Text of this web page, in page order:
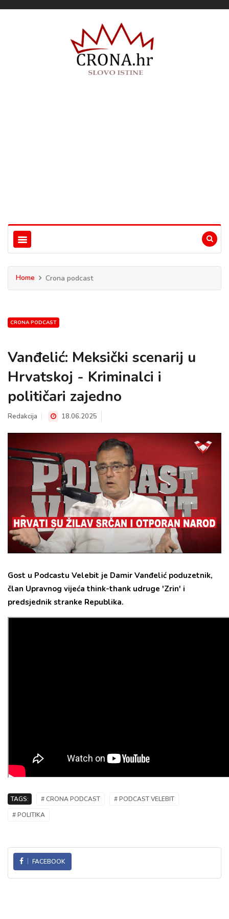
Home Crona podcast
CRONA PODCAST
Vanđelić: Meksički scenarij u
Hrvatskoj - Kriminalci i
političari zajedno
Redakcija 18.06.2025
Gost u Podcastu Velebit je Damir Vanđelić poduzetnik,
član Upravnog vijeća think-thank udruge 'Zrin' i
predsjednik stranke Republika.
TAGS: # CRONA PODCAST
# PODCAST VELEBIT
# POLITIKA
FACEBOOK